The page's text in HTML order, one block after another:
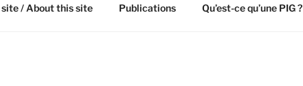
site / About this site Publications Qu’est-ce qu’une PIG ?